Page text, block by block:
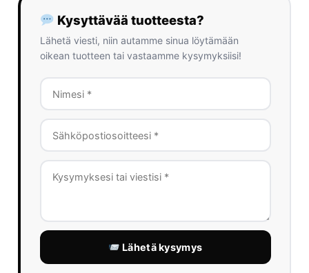
Kysyttävää tuotteesta?
Lähetä viesti, niin autamme sinua löytämään
oikean tuotteen tai vastaamme kysymyksiisi!
Lähetä kysymys